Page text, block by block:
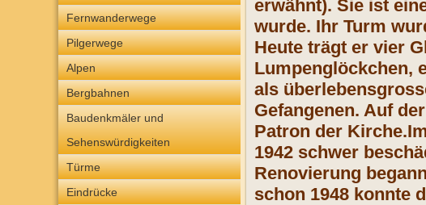
Fernwanderwege
Pilgerwege
Alpen
Bergbahnen
Baudenkmäler und
Sehenswürdigkeiten
Türme
Eindrücke
erwähnt). Sie ist
wurde. Ihr Turm
Heute trägt er vier
Lumpenglöckchen,
als
Gefangenen. Auf
Patron der
1942 schwer
Renovierung
schon 1948 konnte